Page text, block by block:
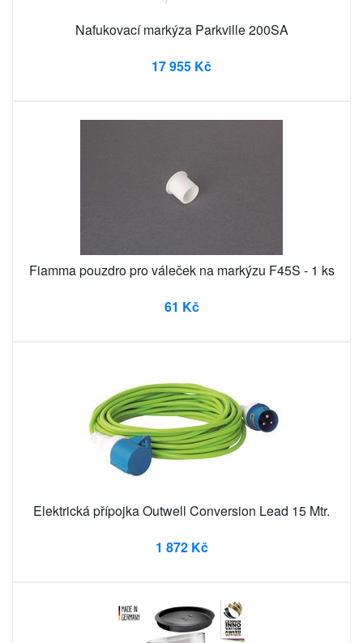
Nafukovací markýza Parkville 200SA
17 955 Kč
Fiamma pouzdro pro váleček na markýzu F45S - 1 ks
61 Kč
Elektrická přípojka Outwell Conversion Lead 15 Mtr.
1 872 Kč